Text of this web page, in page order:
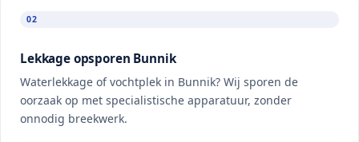
02
Lekkage opsporen Bunnik
Waterlekkage of vochtplek in Bunnik? Wij sporen de
oorzaak op met specialistische apparatuur, zonder
onnodig breekwerk.